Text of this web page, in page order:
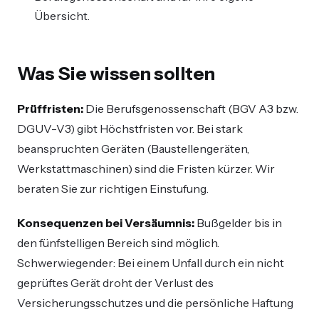
Übersicht.
Was Sie wissen sollten
Prüffristen: Die Berufsgenossenschaft (BGV A3 bzw.
DGUV-V3) gibt Höchstfristen vor. Bei stark
beanspruchten Geräten (Baustellengeräten,
Werkstattmaschinen) sind die Fristen kürzer. Wir
beraten Sie zur richtigen Einstufung.
Konsequenzen bei Versäumnis: Bußgelder bis in
den fünfstelligen Bereich sind möglich.
Schwerwiegender: Bei einem Unfall durch ein nicht
geprüftes Gerät droht der Verlust des
Versicherungsschutzes und die persönliche Haftung